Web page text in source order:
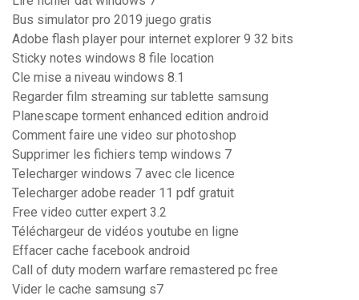
Bus simulator pro 2019 juego gratis
Adobe flash player pour internet explorer 9 32 bits
Sticky notes windows 8 file location
Cle mise a niveau windows 8.1
Regarder film streaming sur tablette samsung
Planescape torment enhanced edition android
Comment faire une video sur photoshop
Supprimer les fichiers temp windows 7
Telecharger windows 7 avec cle licence
Telecharger adobe reader 11 pdf gratuit
Free video cutter expert 3.2
Téléchargeur de vidéos youtube en ligne
Effacer cache facebook android
Call of duty modern warfare remastered pc free
Vider le cache samsung s7